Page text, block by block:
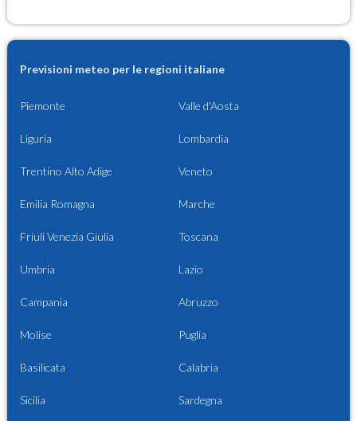
Previsioni meteo per le regioni italiane
Piemonte Valle d'Aosta
Liguria Lombardia
Trentino Alto Adige Veneto
Emilia Romagna Marche
Friuli Venezia Giulia Toscana
Umbria Lazio
Campania Abruzzo
Molise Puglia
Basilicata Calabria
Sicilia Sardegna